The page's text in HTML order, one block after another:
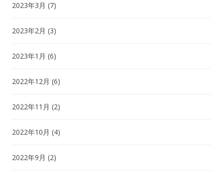
2023年3月 (7)
2023年2月 (3)
2023年1月 (6)
2022年12月 (6)
2022年11月 (2)
2022年10月 (4)
2022年9月 (2)